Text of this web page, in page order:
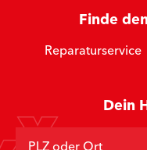
Finde
Reparaturservice
Dein